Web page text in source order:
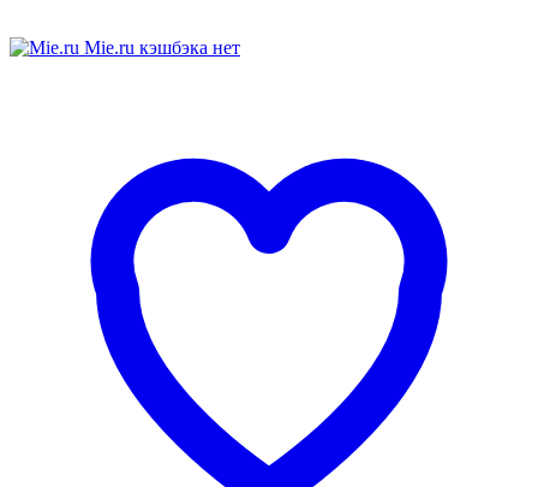
Mie.ru кэшбэка нет